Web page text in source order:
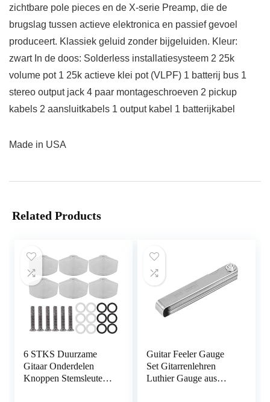
zichtbare pole pieces en de X-serie Preamp, die de
brugslag tussen actieve elektronica en passief gevoel
produceert. Klassiek geluid zonder bijgeluiden. Kleur:
zwart In de doos: Solderless installatiesysteem 2 25k
volume pot 1 25k actieve klei pot (VLPF) 1 batterij bus 1
stereo output jack 4 paar montageschroeven 2 pickup
kabels 2 aansluitkabels 1 output kabel 1 batterijkabel
Made in USA
Related Products
6 STKS Duurzame
Gitaar Onderdelen
Knoppen Stemsleutel
Guitar Feeler Gauge
Set Gitarrenlehren
Luthier Gauge aus